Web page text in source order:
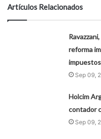
Artículos Relacionados
reforma
Sep 09,
Holcim
contador
Sep 09,